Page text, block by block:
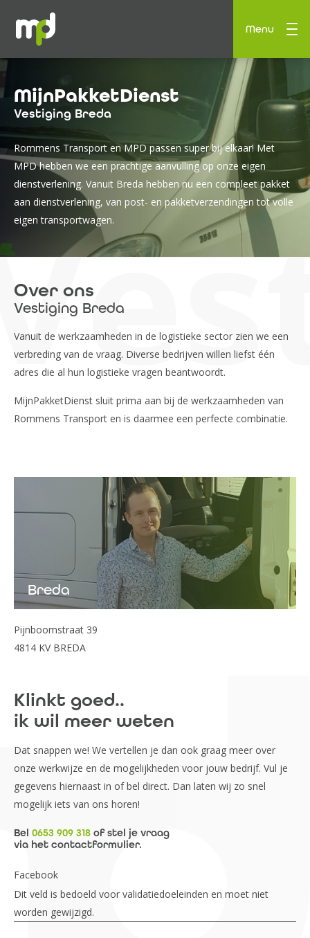
Menu
MijnPakketDienst
Vestiging Breda
Rommens Transport en MPD passen super bij elkaar! Met
MPD hebben we een prachtige aanvulling op onze eigen
dienstverlening. Vanuit Breda hebben nu een compleet pakket
aan dienstverlening, van post- en pakketverzendingen tot volle
eigen transportwagen.
Over ons
Vestiging Breda
Vanuit de werkzaamheden in de logistieke sector zien we een
verbreding van de vraag. Diverse bedrijven willen liefst één
adres die al hun logistieke vragen beantwoordt.
MijnPakketDienst sluit prima aan bij de werkzaamheden van
Rommens Transport en is daarmee een perfecte combinatie.
Breda
Pijnboomstraat 39
4814 KV BREDA
Klinkt goed..
ik wil meer weten
Dat snappen we! We vertellen je dan ook graag meer over
onze werkwijze en de mogelijkheden voor jouw bedrijf. Vul je
gegevens hiernaast in of bel direct. Dan laten wij zo snel
mogelijk iets van ons horen!
Bel 0653 909 318 of stel je vraag
via het contactformulier.
Facebook
Dit veld is bedoeld voor validatiedoeleinden en moet niet
worden gewijzigd.